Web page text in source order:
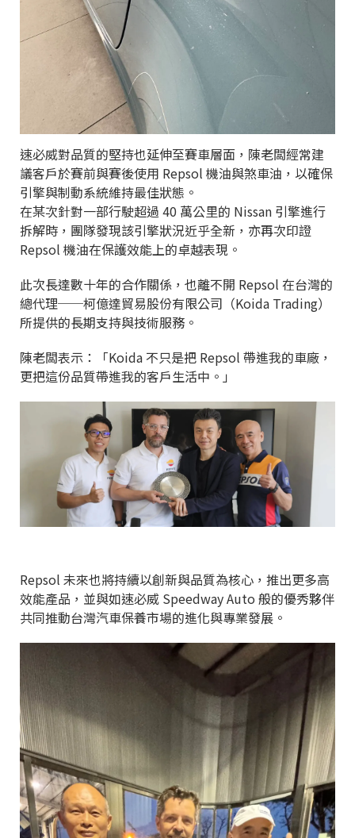
速必威對品質的堅持也延伸至賽車層面，陳老闆經常建
議客戶於賽前與賽後使用 Repsol 機油與煞車油，以確保
引擎與制動系統維持最佳狀態。
在某次針對一部行駛超過 40 萬公里的 Nissan 引擎進行
拆解時，團隊發現該引擎狀況近乎全新，亦再次印證
Repsol 機油在保護效能上的卓越表現。
此次長達數十年的合作關係，也離不開 Repsol 在台灣的
總代理──柯億達貿易股份有限公司（Koida Trading）
所提供的長期支持與技術服務。
陳老闆表示：「Koida 不只是把 Repsol 帶進我的車廠，
更把這份品質帶進我的客戶生活中。」
Repsol 未來也將持續以創新與品質為核心，推出更多高
效能產品，並與如速必威 Speedway Auto 般的優秀夥伴
共同推動台灣汽車保養市場的進化與專業發展。